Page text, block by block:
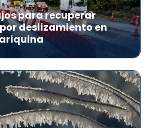
para recuperar
deslizamiento en